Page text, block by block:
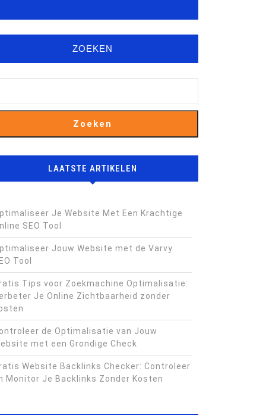
ZOEKEN
Zoeken
LAATSTE ARTIKELEN
Je Website Met Een Krachtige
SEO Tool
Jouw Website met de Varvy
Tool
Tips voor Zoekmachine Optimalisatie:
Je Online Zichtbaarheid zonder
de Optimalisatie van Jouw
met een Grondige Check
Website Backlinks Checker: Controleer
Monitor Je Backlinks Zonder Kosten